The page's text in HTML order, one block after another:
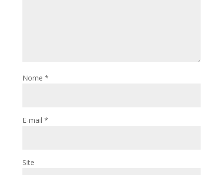
Nome *
E-mail *
Site